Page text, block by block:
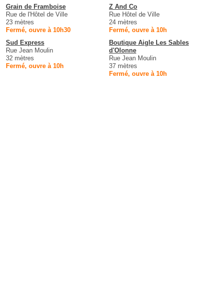
Grain de Framboise
Rue de l'Hôtel de Ville
23 mètres
Fermé, ouvre à 10h30
Z And Co
Rue Hôtel de Ville
24 mètres
Fermé, ouvre à 10h
Sud Express
Rue Jean Moulin
32 mètres
Fermé, ouvre à 10h
Boutique Aigle Les Sables
d'Olonne
Rue Jean Moulin
37 mètres
Fermé, ouvre à 10h